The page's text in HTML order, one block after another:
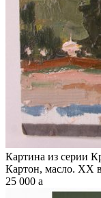
Картина из серии
Картон, масло. XX
25 000 a